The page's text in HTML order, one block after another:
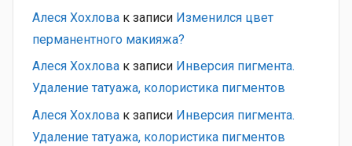
Алеся Хохлова к записи Изменился цвет
перманентного макияжа?
Алеся Хохлова к записи Инверсия пигмента.
Удаление татуажа, колористика пигментов
Алеся Хохлова к записи Инверсия пигмента.
Удаление татуажа, колористика пигментов